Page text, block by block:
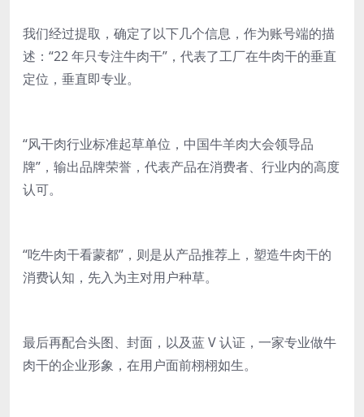
我们经过提取，确定了以下几个信息，作为账号端的描
述：“22 年只专注牛肉干”，代表了工厂在牛肉干的垂直
定位，垂直即专业。
“风干肉行业标准起草单位，中国牛羊肉大会领导品
牌”，输出品牌荣誉，代表产品在消费者、行业内的高度
认可。
“吃牛肉干看蒙都”，则是从产品推荐上，塑造牛肉干的
消费认知，先入为主对用户种草。
最后再配合头图、封面，以及蓝 V 认证，一家专业做牛
肉干的企业形象，在用户面前栩栩如生。